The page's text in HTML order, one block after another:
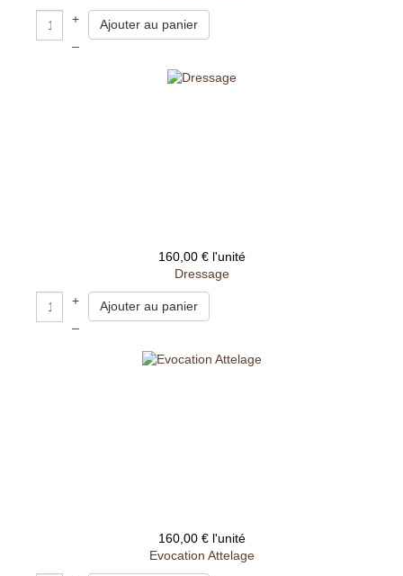
+
–
160,00 € l'unité
Dressage
+
–
160,00 € l'unité
Evocation Attelage